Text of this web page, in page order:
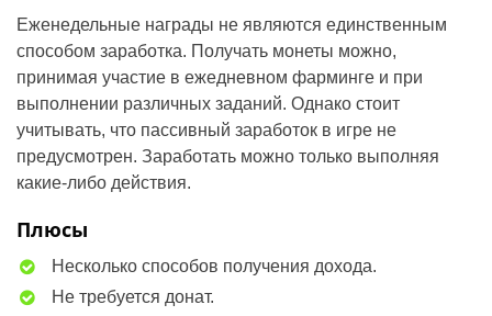
Еженедельные награды не являются единственным
способом заработка. Получать монеты можно,
принимая участие в ежедневном фарминге и при
выполнении различных заданий. Однако стоит
учитывать, что пассивный заработок в игре не
предусмотрен. Заработать можно только выполняя
какие-либо действия.
Плюсы
Несколько способов получения дохода.
Не требуется донат.